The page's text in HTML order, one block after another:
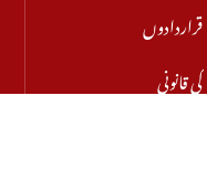
قراردادوں
کی قانونی